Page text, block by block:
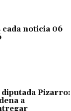
cada noticia 06
Pizarro:
a